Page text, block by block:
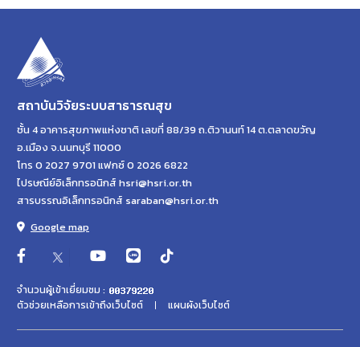
สถาบันวิจัยระบบสาธารณสุข
ชั้น 4 อาคารสุขภาพแห่งชาติ เลขที่ 88/39 ถ.ติวานนท์ 14 ต.ตลาดขวัญ
อ.เมือง จ.นนทบุรี 11000
โทร 0 2027 9701 แฟกซ์ 0 2026 6822
ไปรษณีย์อิเล็กทรอนิกส์ hsri@hsri.or.th
สารบรรณอิเล็กทรอนิกส์ saraban@hsri.or.th
Google map
จำนวนผู้เข้าเยี่ยมชม :
ตัวช่วยเหลือการเข้าถึงเว็บไซต์
แผนผังเว็บไซต์